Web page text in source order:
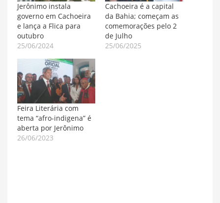
Jerônimo instala
governo em Cachoeira
e lança a Flica para
outubro
25/06/2024
Cachoeira é a capital
da Bahia; começam as
comemorações pelo 2
de Julho
25/06/2025
Feira Literária com
tema “afro-indigena” é
aberta por Jerônimo
26/06/2023